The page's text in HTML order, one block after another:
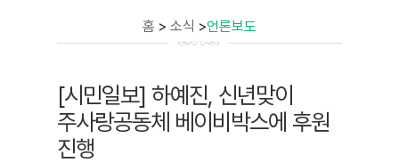
홈 > 소식 >언론보도
[시민일보] 하예진, 신년맞이
주사랑공동체 베이비박스에 후원
진행